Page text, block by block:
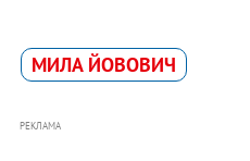
МИЛА ЙОВОВИЧ
РЕКЛАМА